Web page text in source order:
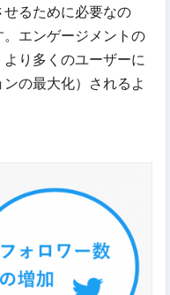
るために必要なの
エンゲージメントの
り多くのユーザーに
の最大化）されるよ